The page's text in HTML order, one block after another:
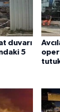
duvarı
5